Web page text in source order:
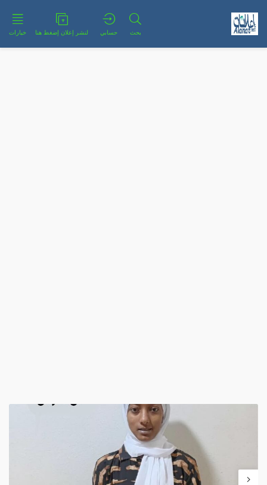
بحث حسابي لنشر إعلان إضغط هنا خيارات